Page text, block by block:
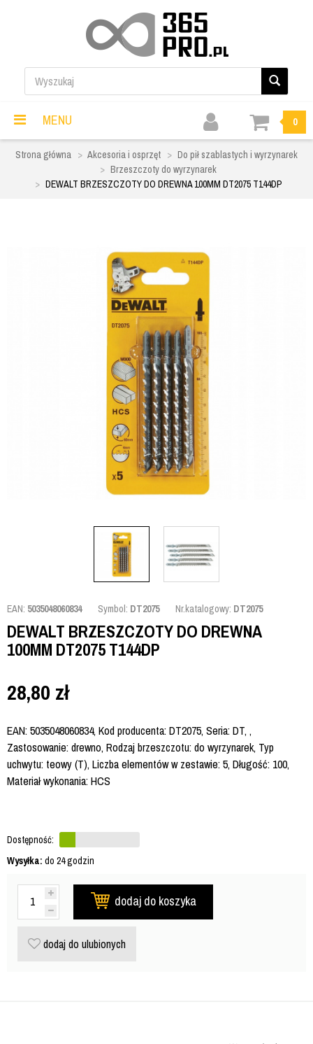
MENU 0
Strona główna Akcesoria i osprzęt
Do pił szablastych i wyrzynarek
Brzeszczoty do wyrzynarek
DEWALT BRZESZCZOTY DO DREWNA 100MM DT2075 T144DP
EAN: 5035048060834 Symbol: DT2075 Nr.katalogowy: DT2075
DEWALT BRZESZCZOTY DO DREWNA
100MM DT2075 T144DP
28,80 zł
EAN: 5035048060834, Kod producenta: DT2075, Seria: DT, ,
Zastosowanie: drewno, Rodzaj brzeszczotu: do wyrzynarek, Typ
uchwytu: teowy (T), Liczba elementów w zestawie: 5, Długość: 100,
Materiał wykonania: HCS
Dostępność:
Wysyłka: do 24 godzin
dodaj do koszyka
dodaj do ulubionych